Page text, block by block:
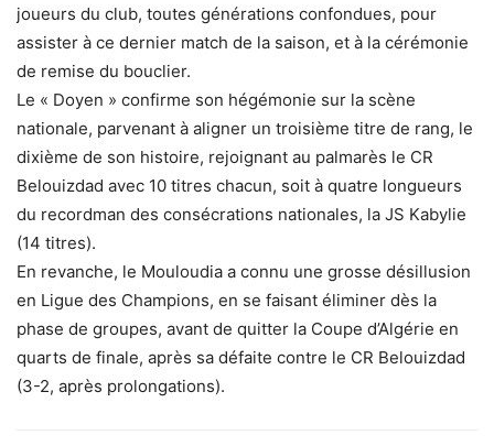
joueurs du club, toutes générations confondues, pour
assister à ce dernier match de la saison, et à la cérémonie
de remise du bouclier.
Le « Doyen » confirme son hégémonie sur la scène
nationale, parvenant à aligner un troisième titre de rang, le
dixième de son histoire, rejoignant au palmarès le CR
Belouizdad avec 10 titres chacun, soit à quatre longueurs
du recordman des consécrations nationales, la JS Kabylie
(14 titres).
En revanche, le Mouloudia a connu une grosse désillusion
en Ligue des Champions, en se faisant éliminer dès la
phase de groupes, avant de quitter la Coupe d’Algérie en
quarts de finale, après sa défaite contre le CR Belouizdad
(3-2, après prolongations).